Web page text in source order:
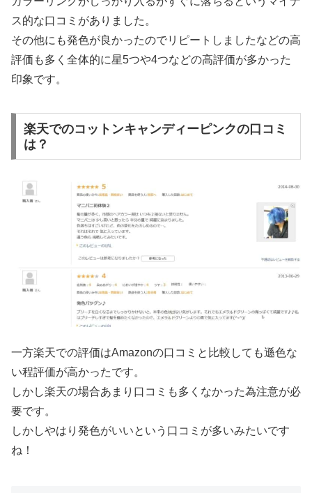
ス的な口コミがありました。
その他にも発色が良かったのでリピートしましたなどの高
評価も多く全体的に星5つや4つなどの高評価が多かった
印象です。
楽天でのコットンキャンディーピンクの口コミ
は？
一方楽天での評価はAmazonの口コミと比較しても遜色な
い程評価が高かったです。
しかし楽天の場合あまり口コミも多くなかった為注意が必
要です。
しかしやはり発色がいいという口コミが多いみたいです
ね！